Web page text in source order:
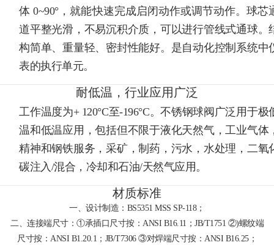
体 0~90°，就能快速完成启闭动作或调节动作。球芯
道平整光滑，不易沉积介质，可以进行管线式通球。
构简单、重量轻、密封性能好。是自动化控制系统中
表的执行单元。
耐低温，行业应用广泛
工作温度为+ 120°C至-196°C。不锈钢球阀广泛用于极
温和低温应用，包括但不限于液化天然气，工业气体
精神和钢铁服务，采矿，制药，污水，水处理，二氧
碳注入/混合，冷却和石油/天然气应用。
材质标准
一、设计制造：BS5351 MSS SP-118；
二、连接端尺寸：①承插口尺寸按：ANSI B16.11；JB/T1751 ②)螺纹端
尺寸按：ANSI B1.20.1；JB/T7306 ③对焊端尺寸按：ANSI B16.25；